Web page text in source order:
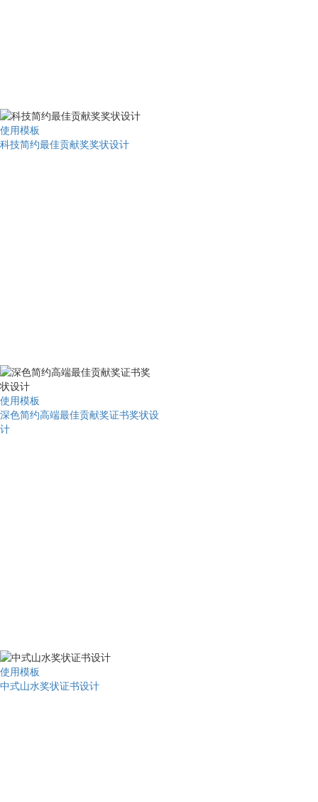
使用模板
科技简约最佳贡献奖奖状设计
使用模板
深色简约高端最佳贡献奖证书奖状设
计
使用模板
中式山水奖状证书设计